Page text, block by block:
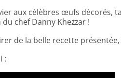
aux célèbres œufs décorés,
chef Danny Khezzar !
de la belle recette présentée,
: